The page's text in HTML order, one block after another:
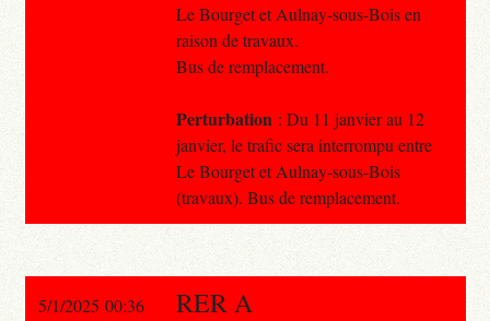
Le Bourget et Aulnay-sous-Bois en
raison de travaux.
Bus de remplacement.
Perturbation : Du 11 janvier au 12
janvier, le trafic sera interrompu entre
Le Bourget et Aulnay-sous-Bois
(travaux). Bus de remplacement.
5/1/2025 00:36 RER A